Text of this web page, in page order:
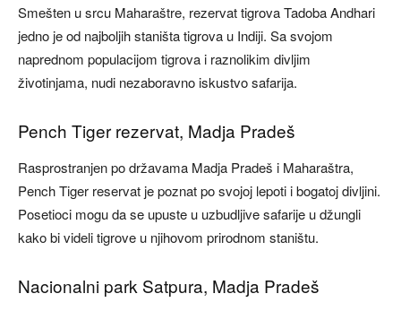
Smešten u srcu Maharaštre, rezervat tigrova Tadoba Andhari
jedno je od najboljih staništa tigrova u Indiji. Sa svojom
naprednom populacijom tigrova i raznolikim divljim
životinjama, nudi nezaboravno iskustvo safarija.
Pench Tiger rezervat, Madja Pradeš
Rasprostranjen po državama Madja Pradeš i Maharaštra,
Pench Tiger reservat je poznat po svojoj lepoti i bogatoj divljini.
Posetioci mogu da se upuste u uzbudljive safarije u džungli
kako bi videli tigrove u njihovom prirodnom staništu.
Nacionalni park Satpura, Madja Pradeš